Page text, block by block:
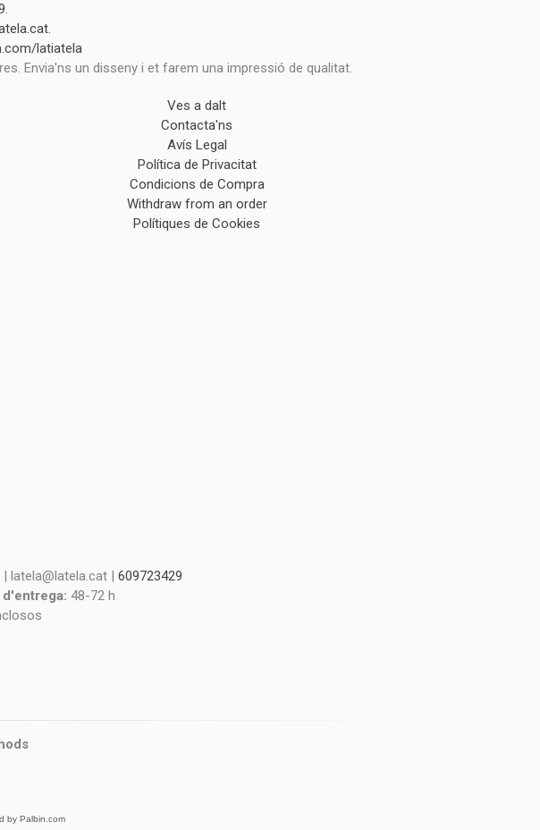
.
.
latiatela
Envia'ns un disseny i et farem una impressió de qualitat.
Ves a dalt
Contacta'ns
Avís Legal
Política de Privacitat
Condicions de Compra
Withdraw from an order
Polítiques de Cookies
latela@latela.cat | 609723429
d'entrega: 48-72 h
by Palbin.com